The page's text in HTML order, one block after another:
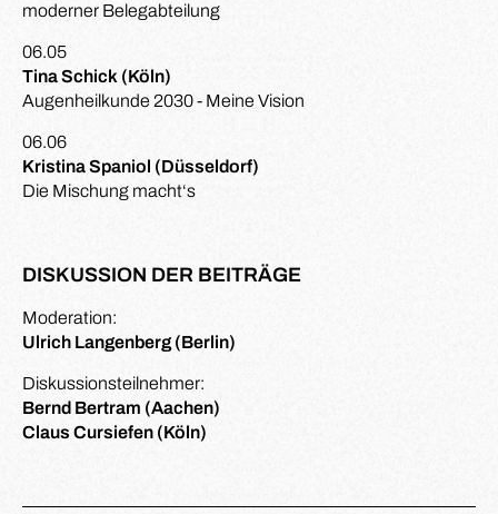
moderner Belegabteilung
06.05
Tina Schick (Köln)
Augenheilkunde 2030 - Meine Vision
06.06
Kristina Spaniol (Düsseldorf)
Die Mischung macht‘s
DISKUSSION DER BEITRÄGE
Moderation:
Ulrich Langenberg (Berlin)
Diskussionsteilnehmer:
Bernd Bertram (Aachen)
Claus Cursiefen (Köln)